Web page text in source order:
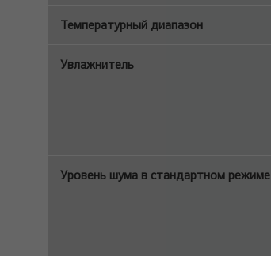
Температурный диапазон
Увлажнитель
Уровень шума в стандартном режиме